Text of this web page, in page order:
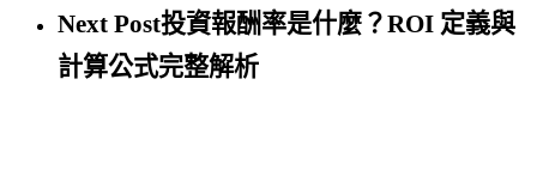
Next Post投資報酬率是什麼？ROI 定義與
計算公式完整解析